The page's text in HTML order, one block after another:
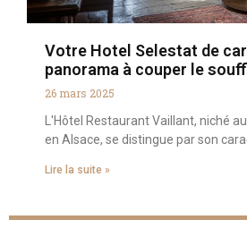
Votre Hotel Selestat de
panorama à couper le
26 mars 2025
L'Hôtel Restaurant Vaillant, niché
en Alsace, se distingue par son
Lire la suite »